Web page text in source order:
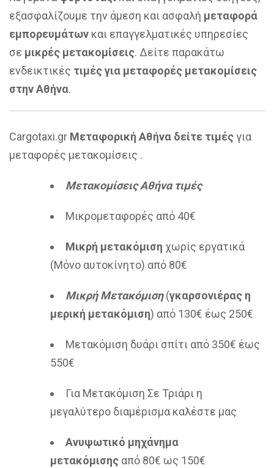
εξασφαλίζουμε την άμεση και ασφαλή μεταφορά
εμπορευμάτων και επαγγελματικές υπηρεσίες
σε μικρές μετακομίσεις. Δείτε παρακάτω
ενδεικτικές τιμές για μεταφορές μετακομίσεις
στην Αθήνα.
Cargotaxi.gr Μεταφορική Αθήνα δείτε τιμέςγια
μεταφορές μετακομίσεις .
Μετακομίσεις Αθήνα τιμές
Μικρομεταφορές από 40€
Μικρή μετακόμιση χωρίς εργατικά
(Μόνο αυτοκίνητο) από 80€
Μικρή Μετακόμιση(γκαρσονιέρας η
μερική μετακόμιση) από 130€ έως 250€
Μετακόμιση δυάρι σπίτι από 350€ έως
550€
Για Μετακόμιση Σε Τριάρι η
μεγαλύτερο διαμέρισμα καλέστε μας
Ανυψωτικό μηχάνημα
μετακόμισης από 80€ ως 150€